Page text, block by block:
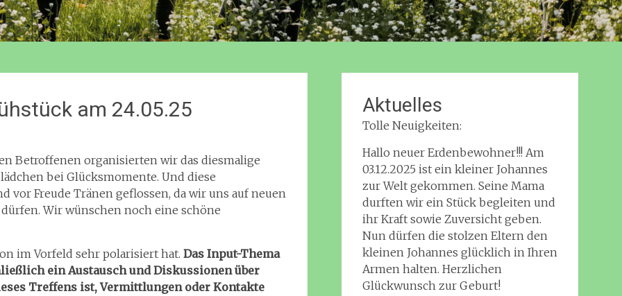
am 24.05.25
Betroffenen organisierten wir das diesmalige
bei Glücksmomente. Und diese
vor Freude Tränen geflossen, da wir uns auf neuen
Wir wünschen noch eine schöne
im Vorfeld sehr polarisiert hat. Das Input-Thema
ein Austausch und Diskussionen über
Treffens ist, Vermittlungen oder Kontakte
Aktuelles
Tolle Neuigkeiten:
Hallo neuer Erdenbewohner!!! Am
03.12.2025 ist ein kleiner Johannes
zur Welt gekommen. Seine Mama
durften wir ein Stück begleiten und
ihr Kraft sowie Zuversicht geben.
Nun dürfen die stolzen Eltern den
kleinen Johannes glücklich in Ihren
Armen halten. Herzlichen
Glückwunsch zur Geburt!